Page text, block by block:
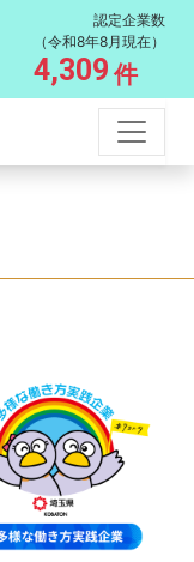
認定企業数
（令和8年8月現在）
4,309 件